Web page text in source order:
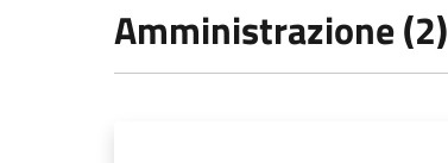
Amministrazione (2)